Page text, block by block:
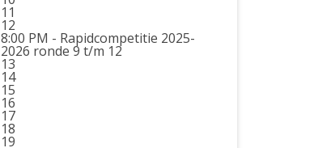
11
12
8:00 PM - Rapidcompetitie 2025-
2026 ronde 9 t/m 12
13
14
15
16
17
18
19